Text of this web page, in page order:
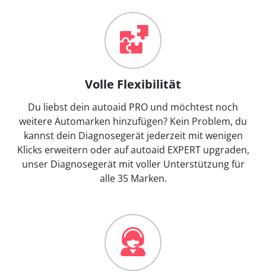
Volle Flexibilität
Du liebst dein autoaid PRO und möchtest noch
weitere Automarken hinzufügen? Kein Problem, du
kannst dein Diagnosegerät jederzeit mit wenigen
Klicks erweitern oder auf autoaid EXPERT upgraden,
unser Diagnosegerät mit voller Unterstützung für
alle 35 Marken.